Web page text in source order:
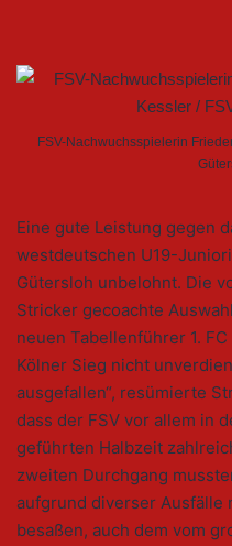
FSV-Nachwuchsspielerin
Eine gute Leistung gegen
westdeutschen U19-
Gütersloh unbelohnt. Die
Stricker gecoachte
neuen Tabellenführer 1.
Kölner Sieg nicht
ausgefallen“, resümierte
dass der FSV vor allem in
geführten Halbzeit
zweiten Durchgang
aufgrund diverser Ausfälle
besaßen, auch dem vom